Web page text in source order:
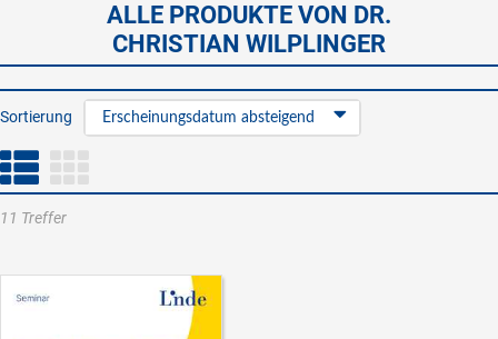
ALLE PRODUKTE VON DR.
CHRISTIAN WILPLINGER
Sortierung Erscheinungsdatum absteigend
11 Treffer